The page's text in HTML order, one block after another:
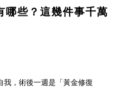
哪些？這幾件事千萬
我，術後一週是「黃金修復